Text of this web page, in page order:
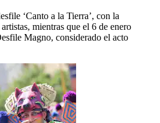
‘Canto a la Tierra’, con la
mientras que el 6 de enero
Magno, considerado el acto